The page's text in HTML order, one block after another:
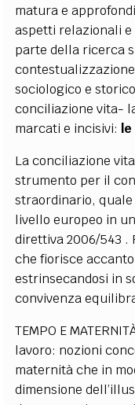
matura e
aspetti relazionali
parte della ricerca
sociologico e
conciliazione vita-
marcati e incisivi:
La conciliazione
strumento per il
straordinario,
livello europeo in
direttiva 2006/543 .
che fiorisce
estrinsecandosi in
convivenza
TEMPO E
lavoro: nozioni
maternità che in
dimensione